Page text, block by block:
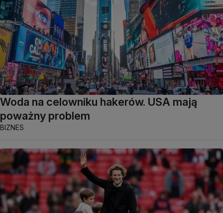
Woda na celowniku hakerów. USA mają
poważny problem
BIZNES